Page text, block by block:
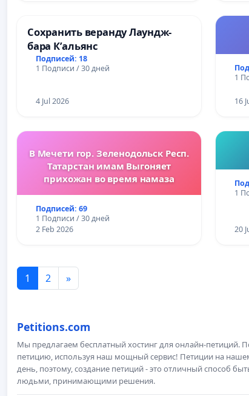
Сохранить веранду Лаундж-
бара К’альянс
Подписей: 18
1 Подписи / 30 дней
4 Jul 2026
1
16
В Мечети гор. Зеленодольск Респ.
Татарстан имам Выгоняет
прихожан во время намаза
Подписей: 69
1 Подписи / 30 дней
2 Feb 2026
1
20
1 2 »
Petitions.com
Мы предлагаем бесплатный хостинг для онлайн-петиций.
петицию, используя наш мощный сервис! Петиции на
день, поэтому, создание петиций - это отличный способ
людьми, принимающими решения.